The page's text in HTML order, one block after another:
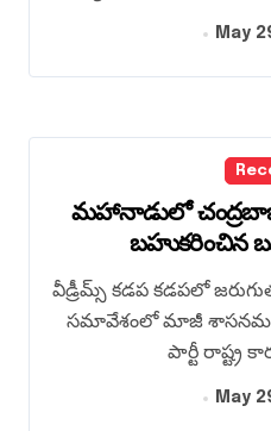
May
మహానాడులో
బహుకరించిన
వీడ్రీమ్స్ కడప కడపలో జరుగుతున్న మహానాడు రెండవ రోజు
సమావేశంలో మాజీ
పార్టీ రాష్ట్ర
May